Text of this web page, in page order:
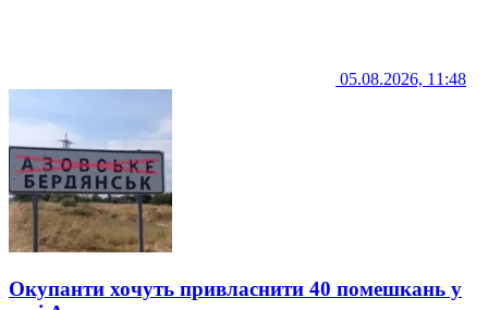
05.08.2026, 11:48
Окупанти хочуть привласнити 40 помешкань у